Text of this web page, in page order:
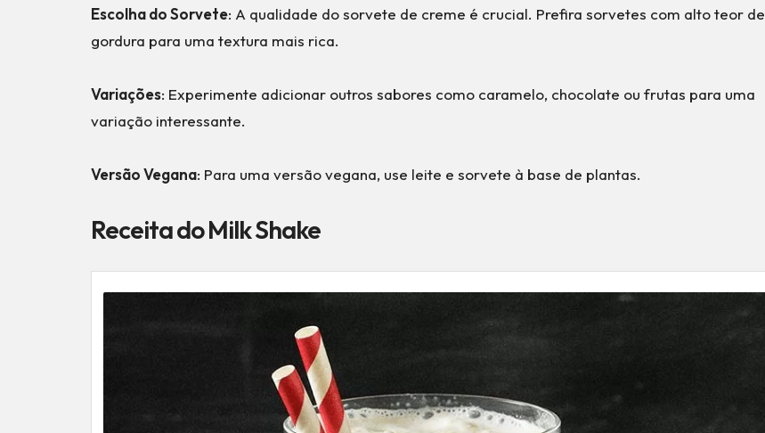
Escolha do Sorvete: A qualidade do sorvete de creme é crucial. Prefira sorvetes com alto teor de
gordura para uma textura mais rica.
Variações: Experimente adicionar outros sabores como caramelo, chocolate ou frutas para uma
variação interessante.
Versão Vegana: Para uma versão vegana, use leite e sorvete à base de plantas.
Receita do Milk Shake